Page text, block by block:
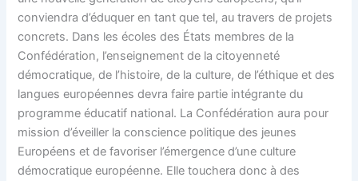
conviendra d’éduquer en tant que tel, au travers de projets
concrets. Dans les écoles des États membres de la
Confédération, l’enseignement de la citoyenneté
démocratique, de l’histoire, de la culture, de l’éthique et des
langues européennes devra faire partie intégrante du
programme éducatif national. La Confédération aura pour
mission d’éveiller la conscience politique des jeunes
Européens et de favoriser l’émergence d’une culture
démocratique européenne. Elle touchera donc à des